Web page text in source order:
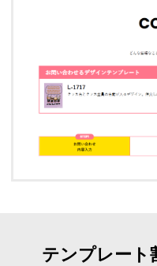
テンプレート